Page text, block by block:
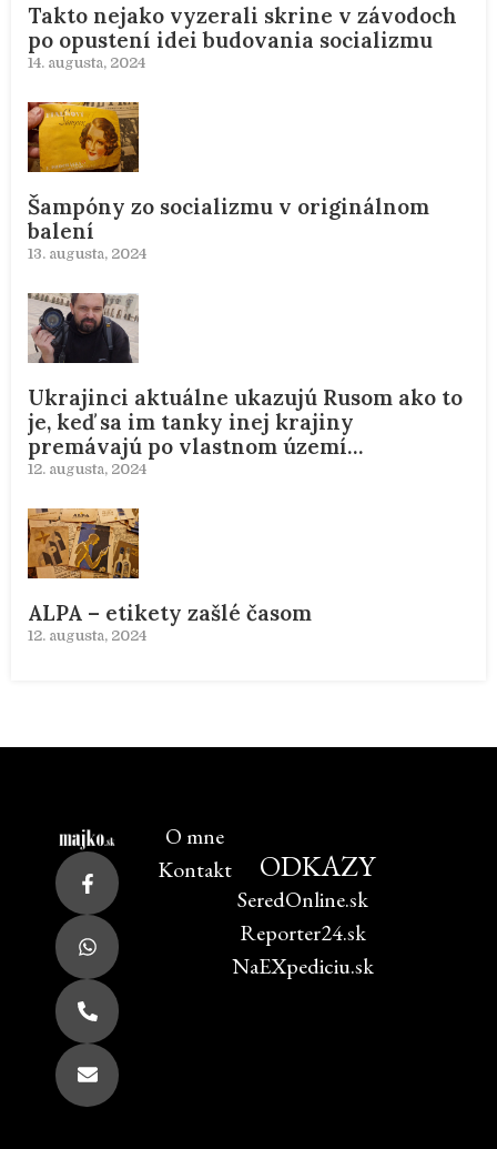
Takto nejako vyzerali skrine v závodoch
po opustení idei budovania socializmu
14. augusta, 2024
Šampóny zo socializmu v originálnom
balení
13. augusta, 2024
Ukrajinci aktuálne ukazujú Rusom ako to
je, keď sa im tanky inej krajiny
premávajú po vlastnom území…
12. augusta, 2024
ALPA – etikety zašlé časom
12. augusta, 2024
O mne
Kontakt
ODKAZY
SeredOnline.sk
Reporter24.sk
NaEXpediciu.sk